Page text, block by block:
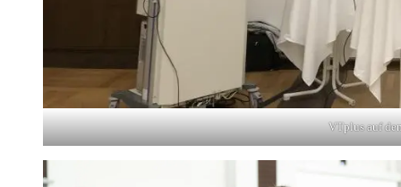
VTplus auf